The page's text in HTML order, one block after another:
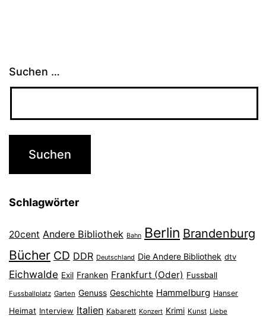
Suchen …
Schlagwörter
20cent Andere Bibliothek Bahn Berlin Brandenburg
Bücher CD DDR Deutschland Die Andere Bibliothek dtv
Eichwalde Exil Franken Frankfurt (Oder) Fussball
Fussballplatz Garten Genuss Geschichte Hammelburg Hanser
Heimat Interview Italien Kabarett Konzert Krimi Kunst Liebe